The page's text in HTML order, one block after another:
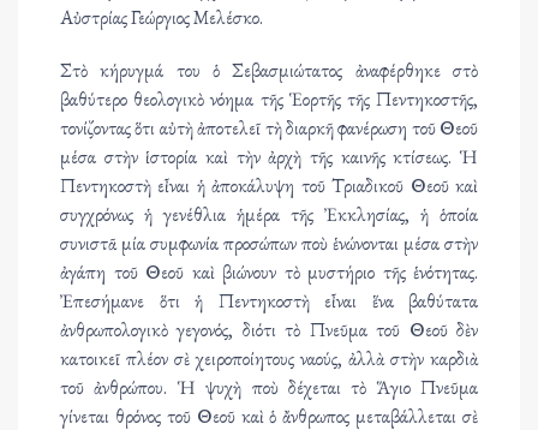
Αὐστρίας Γεώργιος Μελέσκο.
Στὸ κήρυγμά του ὁ Σεβασμιώτατος ἀναφέρθηκε στὸ
βαθύτερο θεολογικὸ νόημα τῆς Ἑορτῆς τῆς Πεντηκοστῆς,
τονίζοντας ὅτι αὐτὴ ἀποτελεῖ τὴ διαρκῆ φανέρωση τοῦ Θεοῦ
μέσα στὴν ἱστορία καὶ τὴν ἀρχὴ τῆς καινῆς κτίσεως. Ἡ
Πεντηκοστὴ εἶναι ἡ ἀποκάλυψη τοῦ Τριαδικοῦ Θεοῦ καὶ
συγχρόνως ἡ γενέθλια ἡμέρα τῆς Ἐκκλησίας, ἡ ὁποία
συνιστᾶ μία συμφωνία προσώπων ποὺ ἑνώνονται μέσα στὴν
ἀγάπη τοῦ Θεοῦ καὶ βιώνουν τὸ μυστήριο τῆς ἑνότητας.
Ἐπεσήμανε ὅτι ἡ Πεντηκοστὴ εἶναι ἕνα βαθύτατα
ἀνθρωπολογικὸ γεγονός, διότι τὸ Πνεῦμα τοῦ Θεοῦ δὲν
κατοικεῖ πλέον σὲ χειροποίητους ναούς, ἀλλὰ στὴν καρδιὰ
τοῦ ἀνθρώπου. Ἡ ψυχὴ ποὺ δέχεται τὸ Ἅγιο Πνεῦμα
γίνεται θρόνος τοῦ Θεοῦ καὶ ὁ ἄνθρωπος μεταβάλλεται σὲ